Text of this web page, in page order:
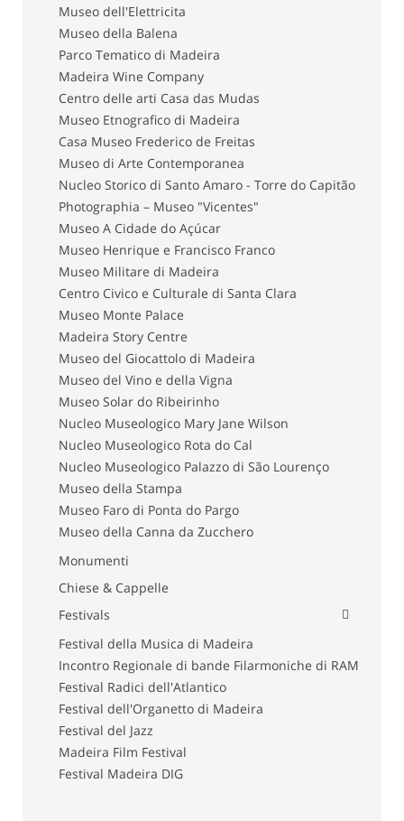
Museo dell'Elettricita
Museo della Balena
Parco Tematico di Madeira
Madeira Wine Company
Centro delle arti Casa das Mudas
Museo Etnografico di Madeira
Casa Museo Frederico de Freitas
Museo di Arte Contemporanea
Nucleo Storico di Santo Amaro - Torre do Capitão
Photographia – Museo "Vicentes"
Museo A Cidade do Açúcar
Museo Henrique e Francisco Franco
Museo Militare di Madeira
Centro Civico e Culturale di Santa Clara
Museo Monte Palace
Madeira Story Centre
Museo del Giocattolo di Madeira
Museo del Vino e della Vigna
Museo Solar do Ribeirinho
Nucleo Museologico Mary Jane Wilson
Nucleo Museologico Rota do Cal
Nucleo Museologico Palazzo di São Lourenço
Museo della Stampa
Museo Faro di Ponta do Pargo
Museo della Canna da Zucchero
Monumenti
Chiese & Cappelle
Festivals
Festival della Musica di Madeira
Incontro Regionale di bande Filarmoniche di RAM
Festival Radici dell'Atlantico
Festival dell'Organetto di Madeira
Festival del Jazz
Madeira Film Festival
Festival Madeira DIG